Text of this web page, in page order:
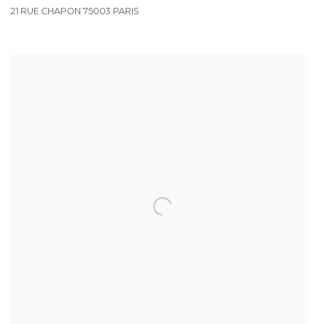
21 RUE CHAPON 75003 PARIS